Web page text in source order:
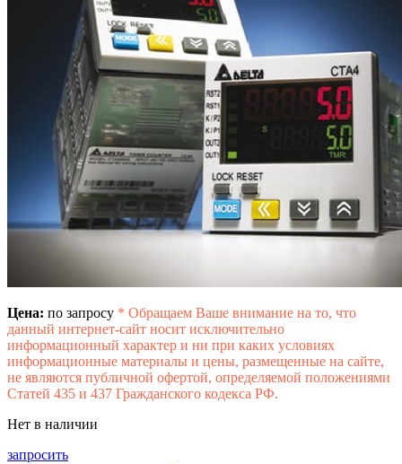
Цена: по запросу * Обращаем Ваше внимание на то, что
данный интернет-сайт носит исключительно
информационный характер и ни при каких условиях
информационные материалы и цены, размещенные на сайте,
не являются публичной офертой, определяемой положениями
Статей 435 и 437 Гражданского кодекса РФ.
Нет в наличии
запросить